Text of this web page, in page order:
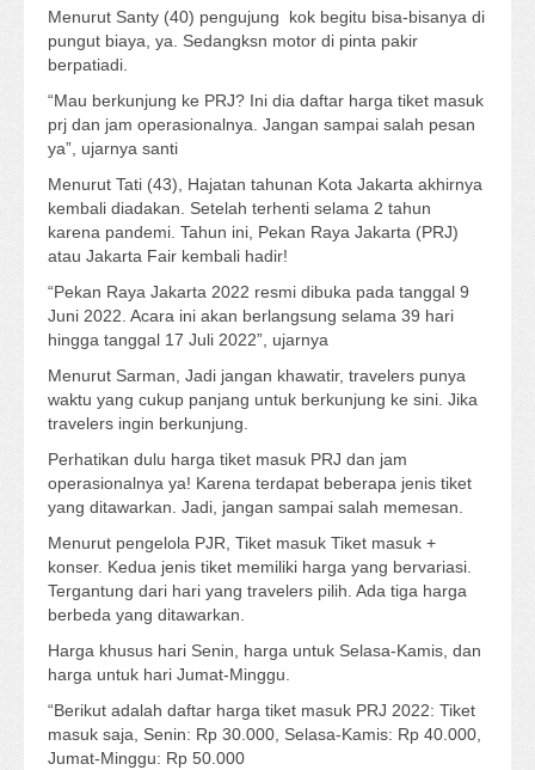
Menurut Santy (40) pengujung kok begitu bisa-bisanya di
pungut biaya, ya. Sedangksn motor di pinta pakir
berpatiadi.
“Mau berkunjung ke PRJ? Ini dia daftar harga tiket masuk
prj dan jam operasionalnya. Jangan sampai salah pesan
ya”, ujarnya santi
Menurut Tati (43), Hajatan tahunan Kota Jakarta akhirnya
kembali diadakan. Setelah terhenti selama 2 tahun
karena pandemi. Tahun ini, Pekan Raya Jakarta (PRJ)
atau Jakarta Fair kembali hadir!
“Pekan Raya Jakarta 2022 resmi dibuka pada tanggal 9
Juni 2022. Acara ini akan berlangsung selama 39 hari
hingga tanggal 17 Juli 2022”, ujarnya
Menurut Sarman, Jadi jangan khawatir, travelers punya
waktu yang cukup panjang untuk berkunjung ke sini. Jika
travelers ingin berkunjung.
Perhatikan dulu harga tiket masuk PRJ dan jam
operasionalnya ya! Karena terdapat beberapa jenis tiket
yang ditawarkan. Jadi, jangan sampai salah memesan.
Menurut pengelola PJR, Tiket masuk Tiket masuk +
konser. Kedua jenis tiket memiliki harga yang bervariasi.
Tergantung dari hari yang travelers pilih. Ada tiga harga
berbeda yang ditawarkan.
Harga khusus hari Senin, harga untuk Selasa-Kamis, dan
harga untuk hari Jumat-Minggu.
“Berikut adalah daftar harga tiket masuk PRJ 2022: Tiket
masuk saja, Senin: Rp 30.000, Selasa-Kamis: Rp 40.000,
Jumat-Minggu: Rp 50.000